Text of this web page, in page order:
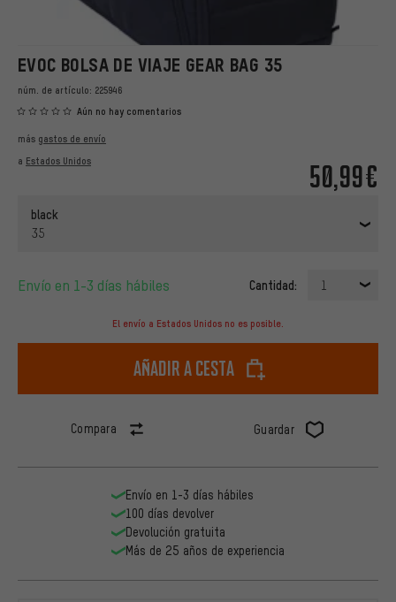
EVOC BOLSA DE VIAJE GEAR BAG 35
núm. de artículo: 225946
Aún no hay comentarios
50,99€
más gastos de envío
a Estados Unidos
black
35
Envío en 1-3 días hábiles Cantidad: 1
El envío a Estados Unidos no es posible.
Añadir a cesta
Compara Guardar
Envío en 1-3 días hábiles
100 días devolver
Devolución gratuita
Más de 25 años de experiencia